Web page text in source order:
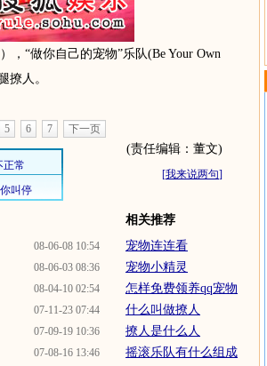
，“做你自己的宠物”乐队(Be Your Own
撩人。
5 6 7 下一页
(责任编辑：董文)
[我来说两句]
08-06-08 10:54
08-06-03 08:36
08-04-10 02:54
07-11-23 07:44
07-09-19 10:36
07-08-16 13:46
相关推荐
宠物连连看
宠物小精灵
怎样免费领养qq宠物
什么叫做撩人
撩人是什么人
摇滚乐队有什么组成